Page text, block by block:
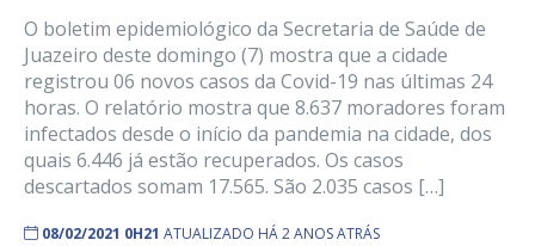
O boletim epidemiológico da Secretaria de Saúde de
Juazeiro deste domingo (7) mostra que a cidade
registrou 06 novos casos da Covid-19 nas últimas 24
horas. O relatório mostra que 8.637 moradores foram
infectados desde o início da pandemia na cidade, dos
quais 6.446 já estão recuperados. Os casos
descartados somam 17.565. São 2.035 casos […]
08/02/2021 0H21 ATUALIZADO HÁ 2 ANOS ATRÁS